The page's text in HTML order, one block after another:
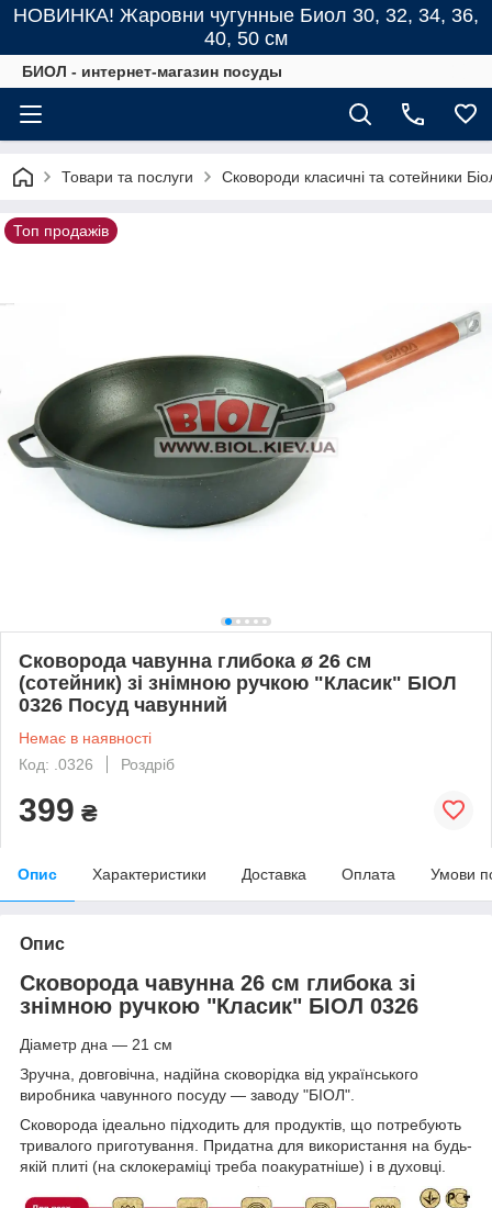
НОВИНКА! Жаровни чугунные Биол 30, 32, 34, 36,
40, 50 см
БИОЛ - интернет-магазин посуды
Товари та послуги Сковороди класичні та сотейники
Топ продажів
Сковорода чавунна глибока ø 26 см
(сотейник) зі знімною ручкою "Класик" БІОЛ
0326 Посуд чавунний
Немає в наявності
Код: .0326
Роздріб
399 ₴
Опис Характеристики Доставка Оплата Умови
Опис
Сковорода чавунна 26 см глибока зі
знімною ручкою "Класик" БІОЛ 0326
Діаметр дна — 21 см
Зручна, довговічна, надійна сковорідка від українського
виробника чавунного посуду — заводу "БІОЛ".
Сковорода ідеально підходить для продуктів, що потребують
тривалого приготування. Придатна для використання на будь-
якій плиті (на склокераміці треба поакуратніше) і в духовці.